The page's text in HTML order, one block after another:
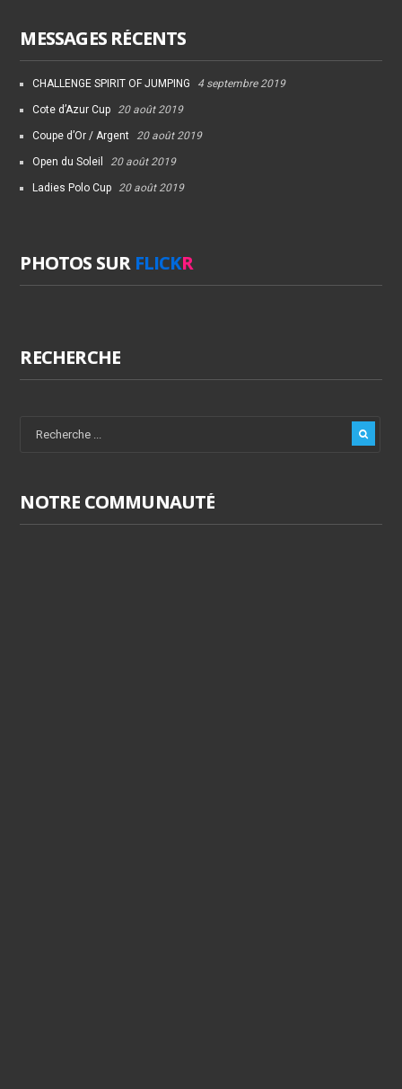
MESSAGES RÉCENTS
CHALLENGE SPIRIT OF JUMPING 4 septembre 2019
Cote d’Azur Cup 20 août 2019
Coupe d’Or / Argent 20 août 2019
Open du Soleil 20 août 2019
Ladies Polo Cup 20 août 2019
PHOTOS SUR FLICKR
RECHERCHE
NOTRE COMMUNAUTÉ